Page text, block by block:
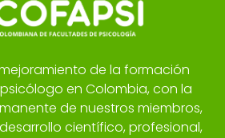
de la formación
en Colombia, con la
de nuestros miembros,
científico, profesional,